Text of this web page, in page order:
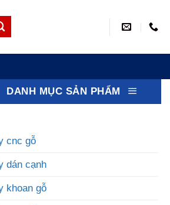
DANH MỤC SẢN PHẨM
cnc gỗ
dán cạnh
khoan gỗ